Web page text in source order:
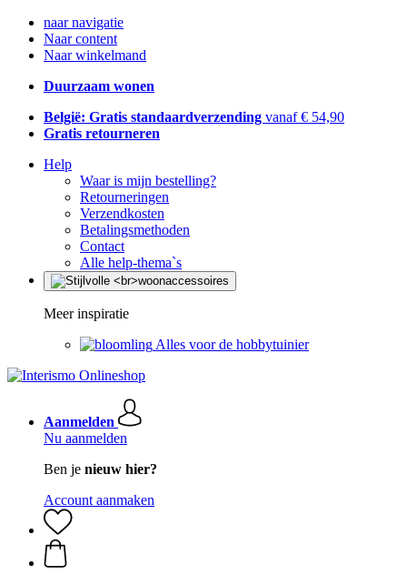
naar navigatie
Naar content
Naar winkelmand
Duurzaam wonen
België: Gratis standaardverzending vanaf € 54,90
Gratis retourneren
Help
Waar is mijn bestelling?
Retourneringen
Verzendkosten
Betalingsmethoden
Contact
Alle help-thema`s
Meer inspiratie
Alles voor de hobbytuinier
Aanmelden
Nu aanmelden
Ben je nieuw hier?
Account aanmaken